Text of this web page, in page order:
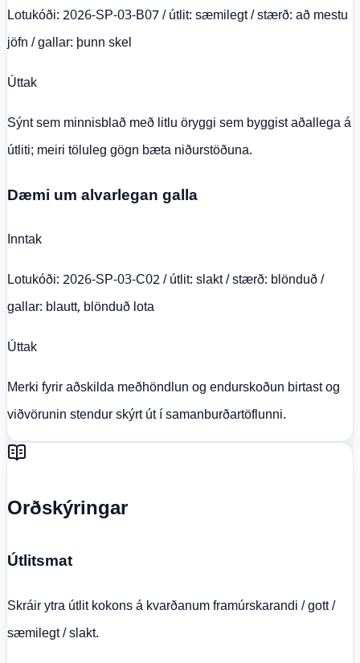
Lotukóði: 2026-SP-03-B07 / útlit: sæmilegt / stærð: að mestu
jöfn / gallar: þunn skel
Úttak
Sýnt sem minnisblað með litlu öryggi sem byggist aðallega á
útliti; meiri töluleg gögn bæta niðurstöðuna.
Dæmi um alvarlegan galla
Inntak
Lotukóði: 2026-SP-03-C02 / útlit: slakt / stærð: blönduð /
gallar: blautt, blönduð lota
Úttak
Merki fyrir aðskilda meðhöndlun og endurskoðun birtast og
viðvörunin stendur skýrt út í samanburðartöflunni.
Orðskýringar
Útlitsmat
Skráir ytra útlit kokons á kvarðanum framúrskarandi / gott /
sæmilegt / slakt.